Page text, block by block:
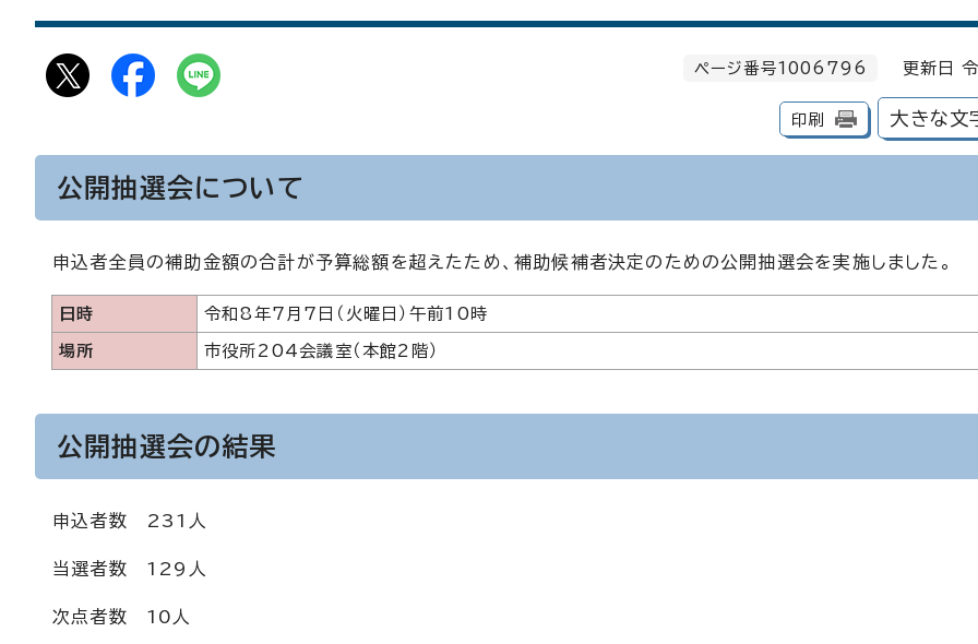
ページ番号1006796 更新日 令
印刷 大きな文
公開抽選会について
申込者全員の補助金額の合計が予算総額を超えたため、補助候補者決定のための公開抽選会を実施しました。
日時 令和8年7月7日（火曜日）午前10時
場所 市役所204会議室（本館2階）
公開抽選会の結果
申込者数 231人
当選者数 129人
次点者数 10人